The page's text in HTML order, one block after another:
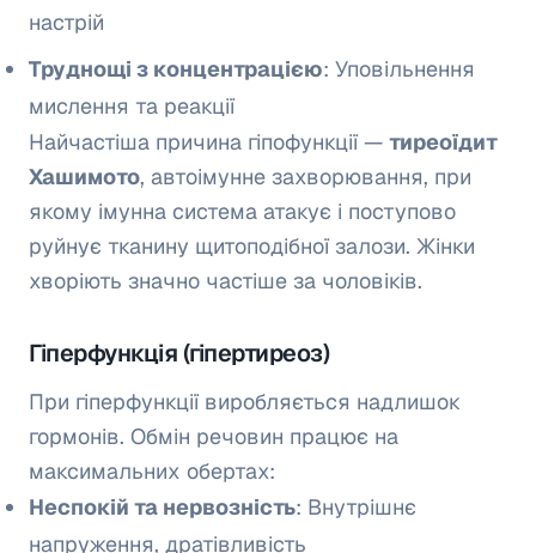
настрій
Труднощі з концентрацією: Уповільнення
мислення та реакції
Найчастіша причина гіпофункції — тиреоїдит
Хашимото, автоімунне захворювання, при
якому імунна система атакує і поступово
руйнує тканину щитоподібної залози. Жінки
хворіють значно частіше за чоловіків.
Гіперфункція (гіпертиреоз)
При гіперфункції виробляється надлишок
гормонів. Обмін речовин працює на
максимальних обертах:
Неспокій та нервозність: Внутрішнє
напруження, дратівливість